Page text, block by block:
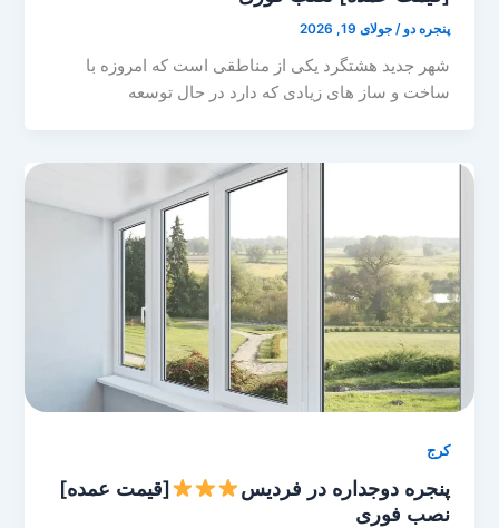
پنجره دو/جولای 19, 2026
شهر جدید هشتگرد یکی از مناطقی است که امروزه با
ساخت و ساز های زیادی که دارد در حال توسعه
کرج
پنجره دوجداره در فردیس
[قیمت عمده]
نصب فوری